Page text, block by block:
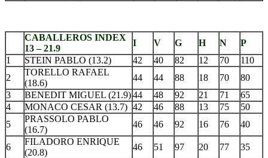
CABALLEROS INDEX
13 – 21.9
I V G H N
P
1
STEIN PABLO (13.2) 42 40 82 12 70
110
2
TORELLO RAFAEL
(18.6)
44 44 88 18 70
80
3
BENEDIT MIGUEL (21.9)44 48 92 21 71
65
4
MONACO CESAR (13.7) 42 46 88 13 75
50
5
PRASSOLO PABLO
(16.7)
46 46 92 16 76 40
6
FILADORO ENRIQUE
(20.8)
46 51 97 20 77
35